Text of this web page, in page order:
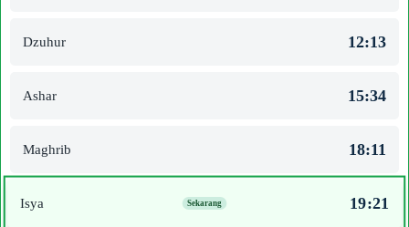
Dzuhur 12:13
Ashar 15:34
Maghrib 18:11
Isya 19:21